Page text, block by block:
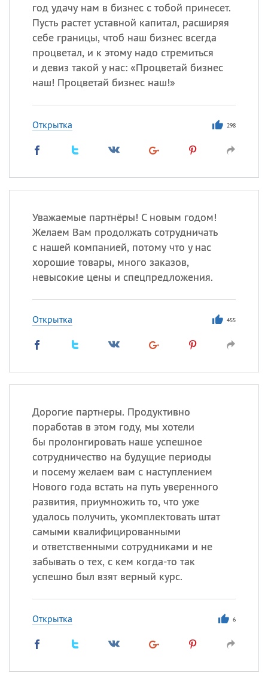
год удачу нам в бизнес с тобой принесет.
Пусть растет уставной капитал, расширяя
себе границы, чтоб наш бизнес всегда
процветал, и к этому надо стремиться
и девиз такой у нас: «Процветай бизнес
наш! Процветай бизнес наш!»
Открытка 298
Уважаемые партнёры! С новым годом!
Желаем Вам продолжать сотрудничать
с нашей компанией, потому что у нас
хорошие товары, много заказов,
невысокие цены и спецпредложения.
Открытка 455
Дорогие партнеры. Продуктивно
поработав в этом году, мы хотели
бы пролонгировать наше успешное
сотрудничество на будущие периоды
и посему желаем вам с наступлением
Нового года встать на путь уверенного
развития, приумножить то, что уже
удалось получить, укомплектовать штат
самыми квалифицированными
и ответственными сотрудниками и не
забывать о тех, с кем когда-то так
успешно был взят верный курс.
Открытка 6